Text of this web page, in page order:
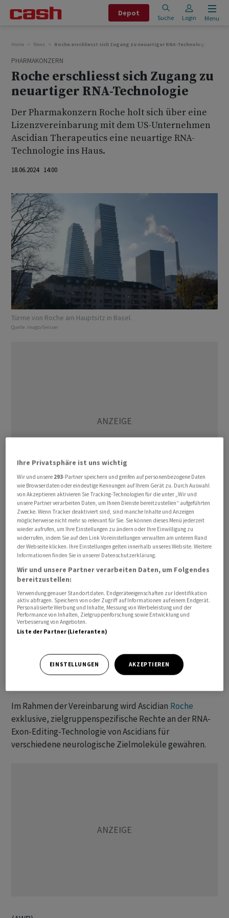
Depot
Suche Login Menu
Home News Roche erschliesst sich Zugang zu neuartiger RNA-Technologie
PHARMAKONZERN
Roche erschliesst sich Zugang zu
neuartiger RNA-Technologie
Der Pharmakonzern Roche holt sich über eine
Lizenzvereinbarung mit dem US-Unternehmen
Ascidian Therapeutics eine neuartige RNA-
Technologie ins Haus.
18.06.2024 14:00
Türme von Roche am Hauptsitz in Basel.
Quelle: imago/Geisser
Das Abkommen bietet dem Basler Konzern Zugang zu
einer weitreichenden Form der RNA-Bearbeitung, bei
der grosse Teile des fehlerhaften genetischen Codes
ersetzt werden. Ascidian erhält zunächst 42 Millionen
Dollar als Vorabzahlung und könnte dann weitere
Meilensteinzahlungen von bis zu 1,8 Milliarden Dollar
erhalten.
Das US-Unternehmen verfügt über eine Technologie,
die allgemein als RNA-Editierung bekannt ist. Sie ist
ganzer Buchseiten, anstatt einzelne Buchstaben oder
Wörter zu verändern, wie es in einem ersten Kommentar
Im Rahmen der Vereinbarung wird Ascidian Roche
exklusive, zielgruppenspezifische Rechte an der RNA-
Exon-Editing-Technologie von Ascidians für
verschiedene neurologische Zielmoleküle gewähren.
Ihre Privatsphäre ist uns wichtig
Wir und unsere 293-Partner speichern und greifen auf personenbezogene Daten
wie Browserdaten oder eindeutige Kennungen auf Ihrem Gerät zu. Durch Auswahl
von Akzeptieren aktivieren Sie Tracking-Technologien für die unter „Wir und
unsere Partner verarbeiten Daten, um Ihnen Dienste bereitzustellen“ aufgeführten
Zwecke. Wenn Tracker deaktiviert sind, sind manche Inhalte und Anzeigen
möglicherweise nicht mehr so relevant für Sie. Sie können dieses Menü jederzeit
wieder aufrufen, um Ihre Einstellungen zu ändern oder Ihre Einwilligung zu
widerrufen, indem Sie auf den Link Voreinstellungen verwalten am unteren Rand
der Webseite klicken. Ihre Einstellungen gelten innerhalb unseres Website. Weitere
Informationen finden Sie in unserer Datenschutzerklärung.
Wir und unsere Partner verarbeiten Daten, um Folgendes
bereitzustellen:
Verwendung genauer Standortdaten. Endgeräteeigenschaften zur Identifikation
aktiv abfragen. Speichern von oder Zugriff auf Informationen auf einem Endgerät.
Personalisierte Werbung und Inhalte, Messung von Werbeleistung und der
Performance von Inhalten, Zielgruppenforschung sowie Entwicklung und
Verbesserung von Angeboten.
Liste der Partner (Lieferanten)
EINSTELLUNGEN AKZEPTIEREN